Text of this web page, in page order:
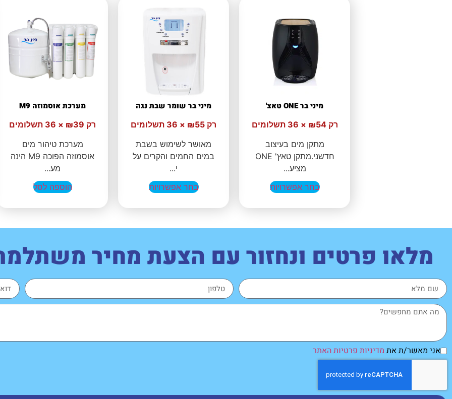
מיני בר ONE טאצ'
רק ₪54 × 36 תשלומים
מתקן מים בעיצוב
חדשני.מתקן טאץ' ONE
מציע...
בחר אפשרויות
מיני בר שומר שבת נגה
רק ₪55 × 36 תשלומים
מאושר לשימוש בשבת
במים החמים והקרים על
י...
בחר אפשרויות
מערכת אוסמוזה M9
רק ₪39 × 36 תשלומים
מערכת טיהור מים
אוסמוזה הפוכה M9 הינה
מע...
הוספה לסל
מלאו פרטים ונחזור עם הצעת מחיר
אני מאשר/ת את מדיניות פרטיות האתר